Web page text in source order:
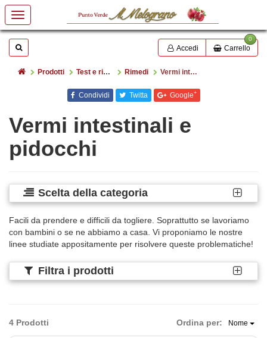
Cerca Accedi
0
Carrello
HomeProdotti Test e rimedi Rimedi Vermi intestinali e pidocchi
Condividi Twitta Google+
Vermi intestinali e
pidocchi
Scelta della categoria
Facili da prendere e difficili da togliere. Soprattutto se lavoriamo
con bambini o se ne abbiamo a casa. Vi proponiamo le nostre
linee studiate appositamente per risolvere queste problematiche!
Filtra i prodotti
4 Prodotti Ordina per: Nome